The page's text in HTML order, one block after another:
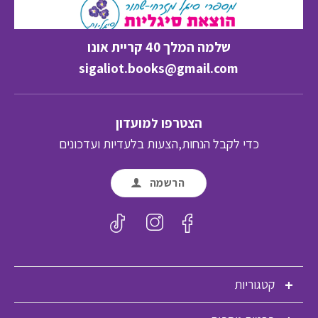
שלמה המלך 40 קריית אונו
sigaliot.books@gmail.com
הצטרפו למועדון
כדי לקבל הנחות,הצעות בלעדיות ועדכונים
הרשמה
קטגוריות